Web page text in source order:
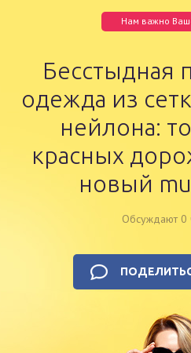
Нам важно
Бесстыдная
одежда из
нейлона:
красных
новый
Обсуждают 0